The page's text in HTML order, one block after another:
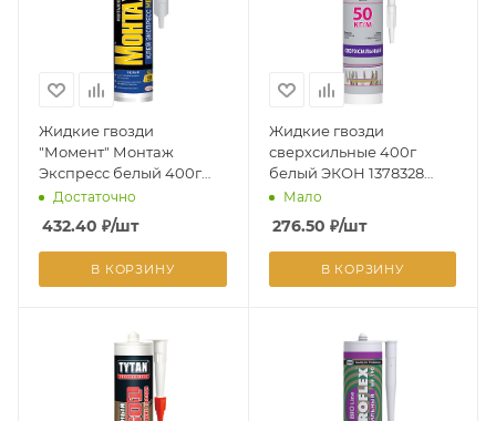
Жидкие гвозди
"Момент" Монтаж
Экспресс белый 400г
МВ-50 600618 (немороз)
(Хенкель)(до+5)*1/12
Достаточно
432.40 ₽/шт
В КОРЗИНУ
Жидкие гвозди
сверхсильные 400г
белый ЭКОН 1378328
(Хенкель)*1/12
Мало
276.50 ₽/шт
В КОРЗИНУ